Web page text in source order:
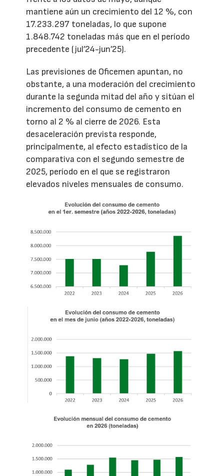
mantiene aún un crecimiento del 12 %, con
17.233.297 toneladas, lo que supone
1.848.742 toneladas más que en el período
precedente (jul’24-jun’25).
Las previsiones de Oficemen apuntan, no
obstante, a una moderación del crecimiento
durante la segunda mitad del año y sitúan el
incremento del consumo de cemento en
torno al 2 % al cierre de 2026. Esta
desaceleración prevista responde,
principalmente, al efecto estadístico de la
comparativa con el segundo semestre de
2025, período en el que se registraron
elevados niveles mensuales de consumo.